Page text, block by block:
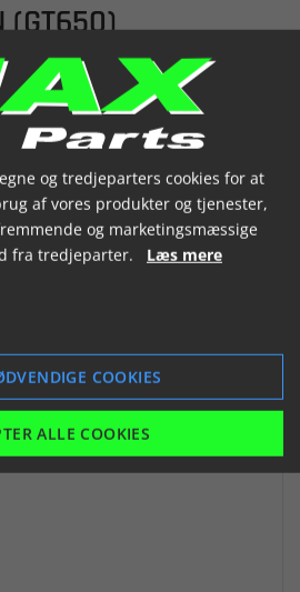
(GT650)
LÆG I KURV
og tredjeparters cookies for at
af vores produkter og tjenester,
og marketingsmæssige
fra tredjeparter. Læs mere
COOKIES
ALLE COOKIES